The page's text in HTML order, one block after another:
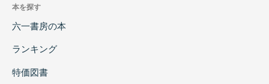
本を探す
六一書房の本
ランキング
特価図書